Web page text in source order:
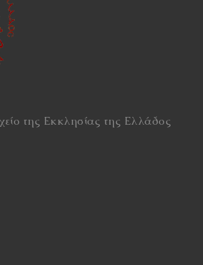
της Εκκλησίας της Ελλάδος